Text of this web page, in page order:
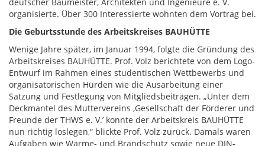
organisierte. Über 300 Interessierte wohnten dem Vortrag bei.
Die Geburtsstunde des Arbeitskreises BAUHÜTTE
Wenige Jahre später, im Januar 1994, folgte die Gründung des
Arbeitskreises BAUHÜTTE. Prof. Volz berichtete von dem Logo-
Entwurf im Rahmen eines studentischen Wettbewerbs und
organisatorischen Hürden wie die Ausarbeitung einer
Satzung und Festlegung von Mitgliedsbeiträgen. „Unter dem
Deckmantel des Muttervereins ,Gesellschaft der Förderer und
Freunde der THWS e. V.ʼ konnte der Arbeitskreis BAUHÜTTE
nun richtig loslegen,“ blickte Prof. Volz zurück. Damals waren
Aufgaben wie Wärme- und Brandschutz sowie neue DIN-